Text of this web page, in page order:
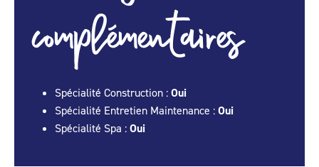
complémentaires
Spécialité Construction : Oui
Spécialité Entretien Maintenance : Oui
Spécialité Spa : Oui